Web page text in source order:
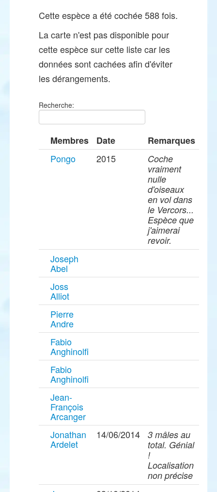
Cette espèce a été cochée 588 fois.
La carte n'est pas disponible pour
cette espèce sur cette liste car les
données sont cachées afin d'éviter
les dérangements.
Recherche:
Membres Date
Remarques
Pongo
2015
Coche
vraiment
nulle
d'oiseaux
en vol dans
le Vercors...
Espèce que
j'aimerai
revoir.
Joseph
Abel
Joss
Alliot
Pierre
Andre
Fabio
Anghinolfi
Fabio
Anghinolfi
Jean-
François
Arcanger
Jonathan
Ardelet
14/06/2014
3 mâles au
total. Génial
!
Localisation
non précise